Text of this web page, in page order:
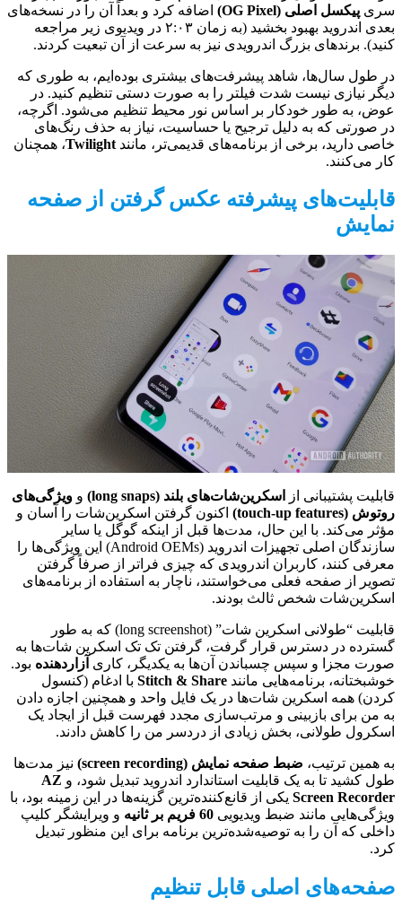
سری پیکسل اصلی (OG Pixel)
اضافه کرد و بعداً آن را در نسخه‌های
بعدی اندروید بهبود بخشید (به زمان ۲:۰۳ در ویدیوی زیر مراجعه
کنید). برندهای بزرگ اندرویدی نیز به سرعت از آن تبعیت کردند.
در طول سال‌ها، شاهد پیشرفت‌های بیشتری بوده‌ایم، به طوری که
دیگر نیازی نیست شدت فیلتر را به صورت دستی تنظیم کنید. در
عوض، به طور خودکار بر اساس نور محیط تنظیم می‌شود. اگرچه،
در صورتی که به دلیل ترجیح یا حساسیت، نیاز به حذف رنگ‌های
خاصی دارید، برخی از برنامه‌های قدیمی‌تر، مانند Twilight، همچنان
کار می‌کنند.
قابلیت‌های پیشرفته عکس گرفتن از صفحه
نمایش
قابلیت پشتیبانی از اسکرین‌شات‌های بلند (long snaps) و ویژگی‌های
روتوش (touch-up features)
اکنون گرفتن اسکرین‌شات را آسان و
مؤثر می‌کند. با این حال، مدت‌ها قبل از اینکه گوگل یا سایر
سازندگان اصلی تجهیزات اندروید (Android OEMs) این ویژگی‌ها را
معرفی کنند، کاربران اندرویدی که چیزی فراتر از صرفاً گرفتن
تصویر از صفحه فعلی می‌خواستند، ناچار به استفاده از برنامه‌های
اسکرین‌شات شخص ثالث بودند.
قابلیت “طولانی اسکرین شات” (long screenshot) که به طور
گسترده در دسترس قرار گرفت، گرفتن تک تک اسکرین شات‌ها به
صورت مجزا و سپس چسباندن آن‌ها به یکدیگر، کاری آزاردهنده بود.
خوشبختانه، برنامه‌هایی مانند Stitch & Share با ادغام (کنسول
کردن) همه اسکرین شات‌ها در یک فایل واحد و همچنین اجازه دادن
به من برای بازبینی و مرتب‌سازی مجدد فهرست قبل از ایجاد یک
اسکرول طولانی، بخش زیادی از دردسر من را کاهش دادند.
به همین ترتیب، ضبط صفحه نمایش (screen recording)
نیز مدت‌ها
طول کشید تا به یک قابلیت استاندارد اندروید تبدیل شود، و AZ
Screen Recorder یکی از قانع‌کننده‌ترین گزینه‌ها در این زمینه بود، با
ویژگی‌هایی مانند ضبط ویدیویی 60 فریم بر ثانیه
و ویرایشگر کلیپ
داخلی که آن را به توصیه‌شده‌ترین برنامه برای این منظور تبدیل
کرد.
صفحه‌های اصلی قابل تنظیم